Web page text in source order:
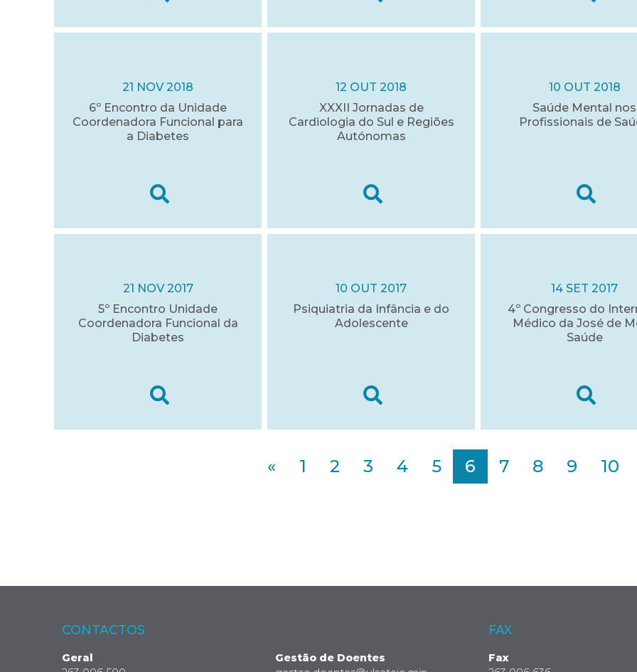
21 NOV 2018
6º Encontro da Unidade
Coordenadora Funcional para
a Diabetes
12 OUT 2018
XXXII Jornadas de
Cardiologia do Sul e Regiões
Autónomas
10 OUT 2018
Saúde Mental nos
Profissionais de
21 NOV 2017
5º Encontro Unidade
Coordenadora Funcional da
Diabetes
10 OUT 2017
Psiquiatria da Infância e do
Adolescente
14 SET 2017
4º Congresso do
Médico da José de
Saúde
« 1 2 3 4 5 6 7 8 9 10
CONTACTOS
Geral
Gestão de Doentes
FAX
Fax